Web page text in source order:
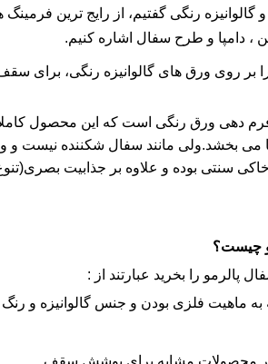
گالوانیزه رنگی گفتیم، از رایج ترین
، دامپا و طرح سفال اشاره کنیم.
بر روی ورق های گالوانیزه رنگی، برای
دهی ورق رنگی است که این محصول
بخشد.ولی مانند سفال شکننده نیست و وزن
چیست؟
را بخرید عبارتند از :
ماهیت فلزی بودن و جنس گالوانیزه و رنگ
محصولات مشابه برای پوشش سقف